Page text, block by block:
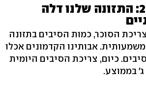
שינוי תזונתי 2: התזונה שלנו דלה
הסוכר, כמות הסיבים בתזונה
אבותינו הקדמונים אכלו
יום 100-50 ג' סיבים. כיום, צריכת הסיבים היומית